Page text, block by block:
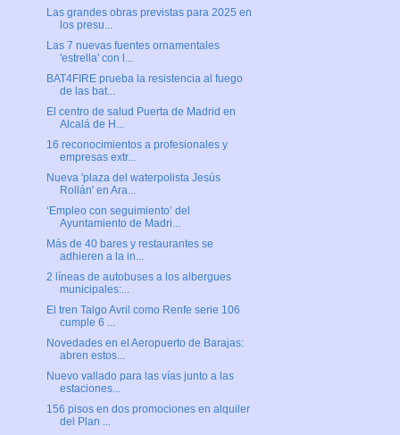
Las grandes obras previstas para 2025 en
los presu...
Las 7 nuevas fuentes ornamentales
'estrella' con l...
BAT4FIRE prueba la resistencia al fuego
de las bat...
El centro de salud Puerta de Madrid en
Alcalá de H...
16 reconocimientos a profesionales y
empresas extr...
Nueva 'plaza del waterpolista Jesús
Rollán' en Ara...
‘Empleo con seguimiento’ del
Ayuntamiento de Madri...
Más de 40 bares y restaurantes se
adhieren a la in...
2 líneas de autobuses a los albergues
municipales:...
El tren Talgo Avril como Renfe serie 106
cumple 6 ...
Novedades en el Aeropuerto de Barajas:
abren estos...
Nuevo vallado para las vías junto a las
estaciones...
156 pisos en dos promociones en alquiler
del Plan ...